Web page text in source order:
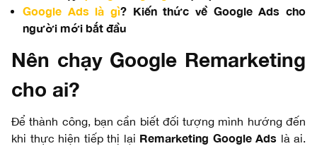
Google Ads là gì? Kiến thức về Google Ads cho
người mới bắt đầu
Nên chạy Google Remarketing
cho ai?
Để thành công, bạn cần biết đối tượng mình hướng đến
khi thực hiện tiếp thị lại Remarketing Google Ads là ai.